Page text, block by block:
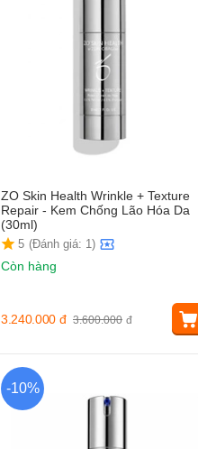
ZO Skin Health Wrinkle + Texture
Repair - Kem Chống Lão Hóa Da
(30ml)
5 (Đánh giá: 1)
Còn hàng
3.600.000 đ
3.240.000 đ
-10%